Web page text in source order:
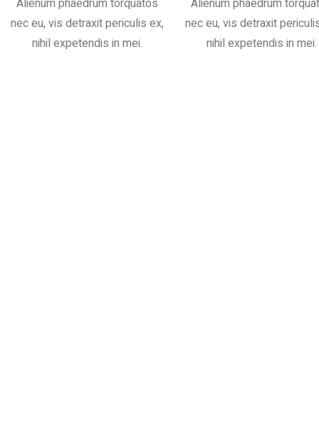
Alienum phaedrum torquatos
nec eu, vis detraxit periculis ex,
nihil expetendis in mei.
Alienum phaedrum
nec eu, vis detraxit
nihil expetendis in mei.